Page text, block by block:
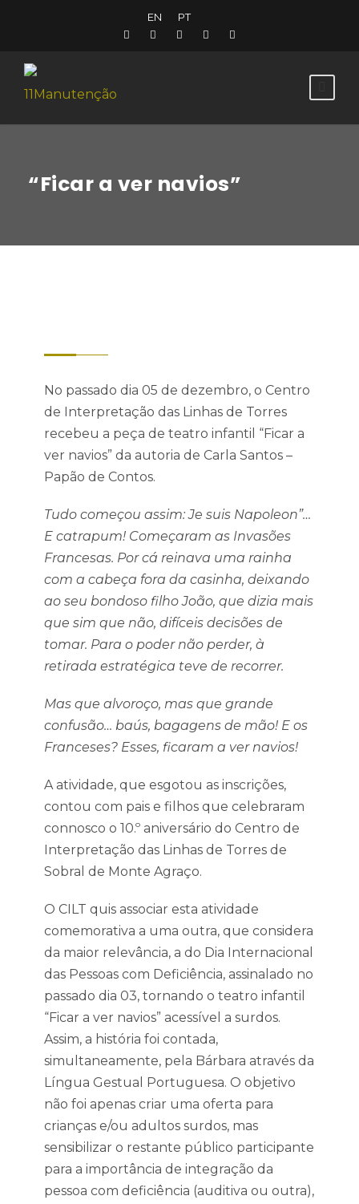
EN PT
“Ficar a ver navios”
No passado dia 05 de dezembro, o Centro
de Interpretação das Linhas de Torres
recebeu a peça de teatro infantil “Ficar a
ver navios” da autoria de Carla Santos –
Papão de Contos.
Tudo começou assim: Je suis Napoleon”…
E catrapum! Começaram as Invasões
Francesas. Por cá reinava uma rainha
com a cabeça fora da casinha, deixando
ao seu bondoso filho João, que dizia mais
que sim que não, difíceis decisões de
tomar. Para o poder não perder, à
retirada estratégica teve de recorrer.
Mas que alvoroço, mas que grande
confusão… baús, bagagens de mão! E os
Franceses? Esses, ficaram a ver navios!
A atividade, que esgotou as inscrições,
contou com pais e filhos que celebraram
connosco o 10.º aniversário do Centro de
Interpretação das Linhas de Torres de
Sobral de Monte Agraço.
O CILT quis associar esta atividade
comemorativa a uma outra, que considera
da maior relevância, a do Dia Internacional
das Pessoas com Deficiência, assinalado no
passado dia 03, tornando o teatro infantil
“Ficar a ver navios” acessível a surdos.
Assim, a história foi contada,
simultaneamente, pela Bárbara através da
Língua Gestual Portuguesa. O objetivo
não foi apenas criar uma oferta para
crianças e/ou adultos surdos, mas
sensibilizar o restante público participante
para a importância de integração da
pessoa com deficiência (auditiva ou outra),